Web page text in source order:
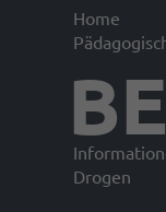
Home
Drogen